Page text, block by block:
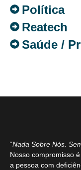
Política
Reatech
Saúde /
“Nada Sobre Nós.
Nosso compromisso
a pessoa com